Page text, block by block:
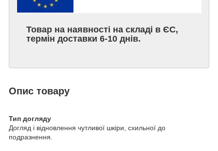
Товар на наявності на складі в ЄС,
термін доставки 6-10 днів.
Опис товару
Тип догляду
Догляд і відновлення чутливої шкіри, схильної до
подразнення.